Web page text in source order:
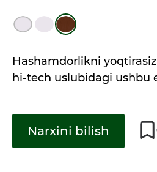
Hashamdorlikni
hi-tech uslubidagi ushbu
Narxini bilish